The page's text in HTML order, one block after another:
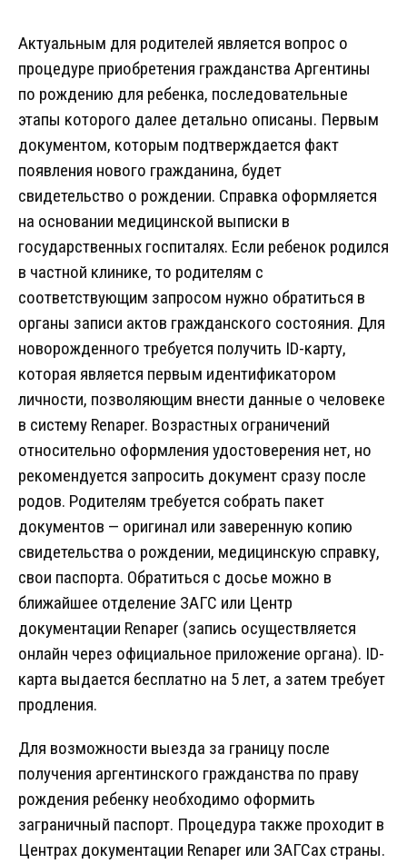
Актуальным для родителей является вопрос о
процедуре приобретения гражданства Аргентины
по рождению для ребенка, последовательные
этапы которого далее детально описаны. Первым
документом, которым подтверждается факт
появления нового гражданина, будет
свидетельство о рождении. Справка оформляется
на основании медицинской выписки в
государственных госпиталях. Если ребенок родился
в частной клинике, то родителям с
соответствующим запросом нужно обратиться в
органы записи актов гражданского состояния. Для
новорожденного требуется получить ID-карту,
которая является первым идентификатором
личности, позволяющим внести данные о человеке
в систему Renaper. Возрастных ограничений
относительно оформления удостоверения нет, но
рекомендуется запросить документ сразу после
родов. Родителям требуется собрать пакет
документов — оригинал или заверенную копию
свидетельства о рождении, медицинскую справку,
свои паспорта. Обратиться с досье можно в
ближайшее отделение ЗАГС или Центр
документации Renaper (запись осуществляется
онлайн через официальное приложение органа). ID-
карта выдается бесплатно на 5 лет, а затем требует
продления.
Для возможности выезда за границу после
получения аргентинского гражданства по праву
рождения ребенку необходимо оформить
заграничный паспорт. Процедура также проходит в
Центрах документации Renaper или ЗАГСах страны.